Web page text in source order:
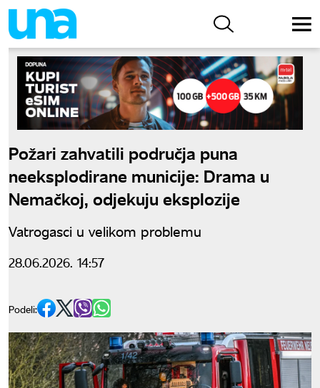
Požari zahvatili područja puna
neeksplodirane municije: Drama u
Nemačkoj, odjekuju eksplozije
Vatrogasci u velikom problemu
28.06.2026. 14:57
Podeli: